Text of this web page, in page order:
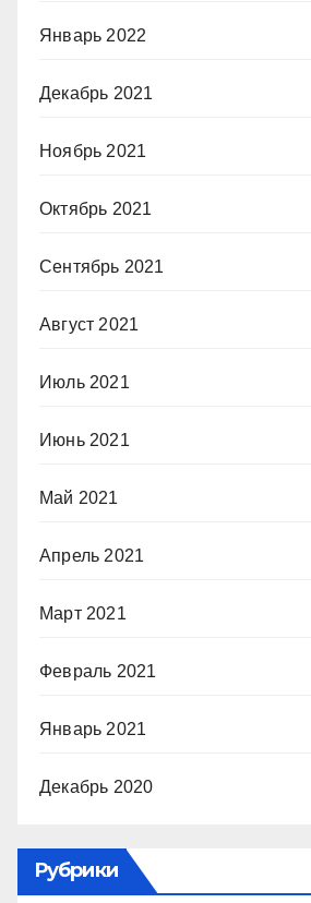
Январь 2022
Декабрь 2021
Ноябрь 2021
Октябрь 2021
Сентябрь 2021
Август 2021
Июль 2021
Июнь 2021
Май 2021
Апрель 2021
Март 2021
Февраль 2021
Январь 2021
Декабрь 2020
Рубрики